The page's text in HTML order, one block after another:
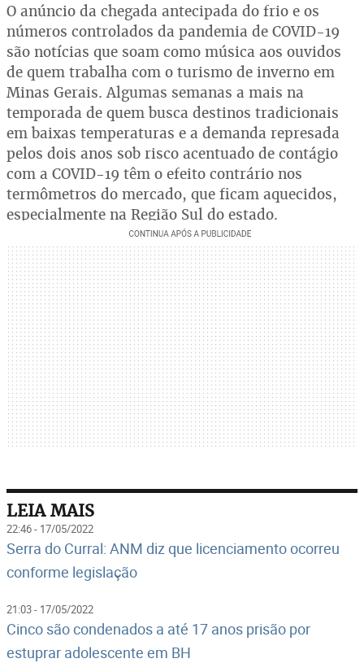
O anúncio da chegada antecipada do frio e os
números controlados da pandemia de COVID-19
são notícias que soam como música aos ouvidos
de quem trabalha com o turismo de inverno em
Minas Gerais. Algumas semanas a mais na
temporada de quem busca destinos tradicionais
em baixas temperaturas e a demanda represada
pelos dois anos sob risco acentuado de contágio
com a COVID-19 têm o efeito contrário nos
termômetros do mercado, que ficam aquecidos,
especialmente na Região Sul do estado.
LEIA MAIS
22:46 - 17/05/2022
Serra do Curral: ANM diz que licenciamento ocorreu
conforme legislação
21:03 - 17/05/2022
Cinco são condenados a até 17 anos prisão por
estuprar adolescente em BH